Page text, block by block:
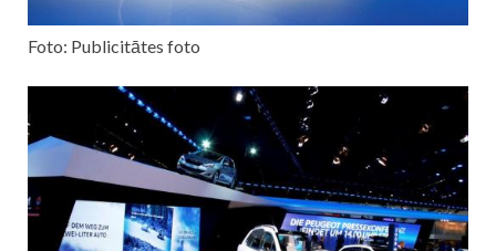
Foto: Publicitātes foto